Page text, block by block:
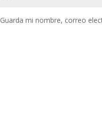
Guarda mi nombre, correo